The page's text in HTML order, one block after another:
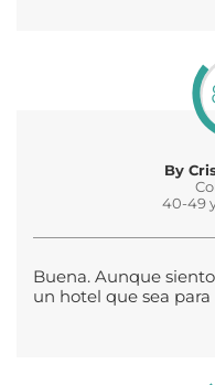
By
40-49
Buena. Aunque
un hotel que sea